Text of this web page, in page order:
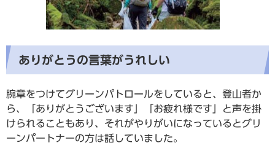
ありがとうの言葉がうれしい
腕章をつけてグリーンパトロールをしていると、登山者か
ら、「ありがとうございます」「お疲れ様です」と声を掛
けられることもあり、それがやりがいになっているとグリ
ーンパートナーの方は話していました。